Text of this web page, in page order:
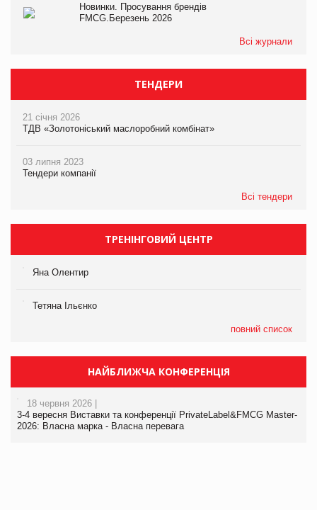
Новинки. Просування брендів
FMCG.Березень 2026
Всі журнали
ТЕНДЕРИ
21 січня 2026
ТДВ «Золотоніський маслоробний комбінат»
03 липня 2023
Тендери компанії
Всі тендери
ТРЕНІНГОВИЙ ЦЕНТР
Яна Олентир
Тетяна Ільєнко
повний список
НАЙБЛИЖЧА КОНФЕРЕНЦІЯ
18 червня 2026 |
3-4 вересня Виставки та конференції PrivateLabel&FMCG Master-
2026: Власна марка - Власна перевага